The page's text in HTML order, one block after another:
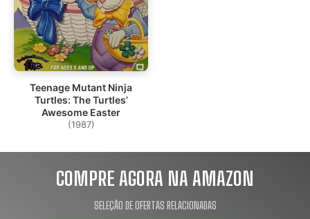
Teenage Mutant Ninja
Turtles: The Turtles’
Awesome Easter
(1987)
COMPRE AGORA NA AMAZON
SELEÇÃO DE OFERTAS RELACIONADAS